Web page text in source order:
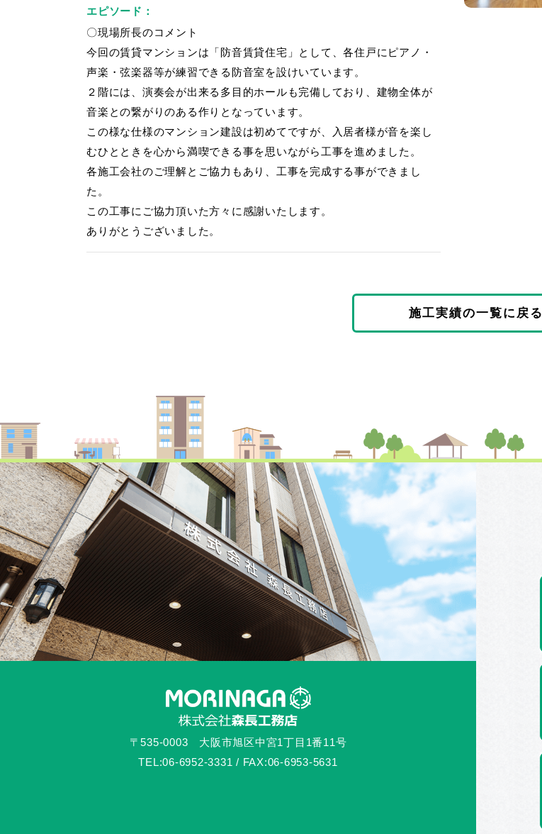
エピソード
〇現場所長のコメント
今回の賃貸マンションは「防音賃貸住宅」として、各住戸にピアノ・
声楽・弦楽器等が練習できる防音室を設けいています。
２階には、演奏会が出来る多目的ホールも完備しており、建物全体が
音楽との繋がりのある作りとなっています。
この様な仕様のマンション建設は初めてですが、入居者様が音を楽し
むひとときを心から満喫できる事を思いながら工事を進めました。
各施工会社のご理解とご協力もあり、工事を完成する事ができまし
た。
この工事にご協力頂いた方々に感謝いたします。
ありがとうございました。
施工実績の一覧に戻る
〒535-0003 大阪市旭区中宮1丁目1番11号
TEL:06-6952-3331 / FAX:06-6953-5631